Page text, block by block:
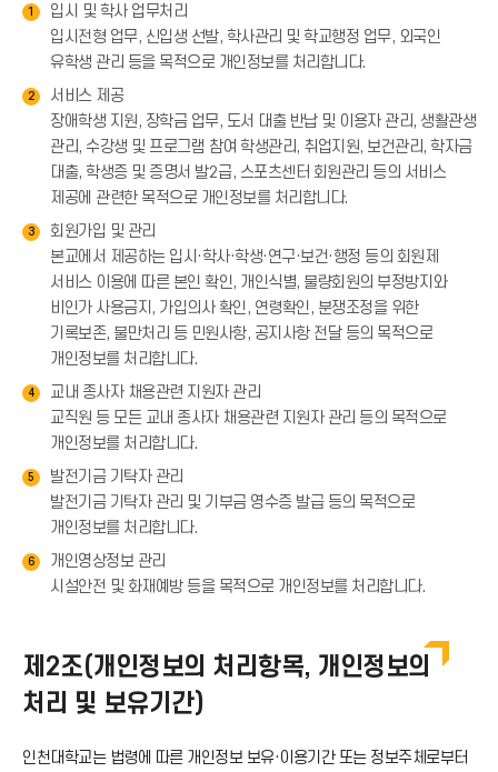
1
입시 및 학사 업무처리
입시전형 업무, 신입생 선발, 학사관리 및 학교행정 업무, 외국인
유학생 관리 등을 목적으로 개인정보를 처리합니다.
2
서비스 제공
장애학생 지원, 장학금 업무, 도서 대출 반납 및 이용자 관리, 생활관생
관리, 수강생 및 프로그램 참여 학생관리, 취업지원, 보건관리, 학자금
대출, 학생증 및 증명서 발2급, 스포츠센터 회원관리 등의 서비스
제공에 관련한 목적으로 개인정보를 처리합니다.
3
회원가입 및 관리
본교에서 제공하는 입시·학사·학생·연구·보건·행정 등의 회원제
서비스 이용에 따른 본인 확인, 개인식별, 불량회원의 부정방지와
비인가 사용금지, 가입의사 확인, 연령확인, 분쟁조정을 위한
기록보존, 불만처리 등 민원사항, 공지사항 전달 등의 목적으로
개인정보를 처리합니다.
4
교내 종사자 채용관련 지원자 관리
교직원 등 모든 교내 종사자 채용관련 지원자 관리 등의 목적으로
개인정보를 처리합니다.
5
발전기금 기탁자 관리
발전기금 기탁자 관리 및 기부금 영수증 발급 등의 목적으로
개인정보를 처리합니다.
6
개인영상정보 관리
시설안전 및 화재예방 등을 목적으로 개인정보를 처리합니다.
제2조(개인정보의 처리항목, 개인정보의
처리 및 보유기간)
인천대학교는 법령에 따른 개인정보 보유·이용기간 또는 정보주체로부터